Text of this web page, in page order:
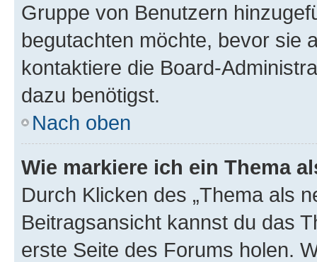
Gruppe von Benutzern
begutachten möchte, bevor sie
kontaktiere die Board-
dazu benötigst.
Nach oben
Wie markiere ich ein Thema
Durch Klicken des „Thema als
Beitragsansicht kannst du das
erste Seite des Forums holen.